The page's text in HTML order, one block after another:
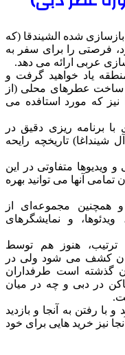
شده الشیندقا (که
فرصتی را برای سفر به
عربی ارائه می دهد.
یاد خواهید گرفت و
ساخت عطرهای محلی (از
که مورد استافده می
برنامه ریزی دقیق در
شینداغا) تاریخچه رایحه
متفاوتی در این
تمامی آنها می توانید بهره
همچنین مجموعه‌ای از
و نمایشگرهای
ترتیب، هنوز هم توسط
کشف می شود ولی در
گذشته است طرفداران
در دبی و چه در میان
رفتن به آنجا و بازدید
نیز خرید هایی برای خود